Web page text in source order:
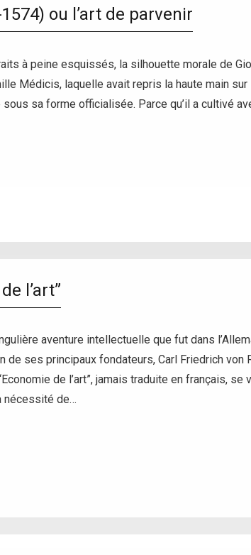
ou l’art de parvenir
à peine esquissés, la silhouette morale de
Médicis, laquelle avait repris la haute main sur
sous sa forme officialisée. Parce qu’il a cultivé
l’art”
aventure intellectuelle que fut dans
de ses principaux fondateurs, Carl Friedrich
de l’art”, jamais traduite en français, se
nécessité de…